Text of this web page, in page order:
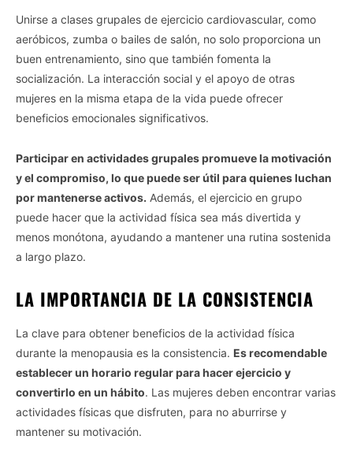
Unirse a clases grupales de ejercicio cardiovascular, como
aeróbicos, zumba o bailes de salón, no solo proporciona un
buen entrenamiento, sino que también fomenta la
socialización. La interacción social y el apoyo de otras
mujeres en la misma etapa de la vida puede ofrecer
beneficios emocionales significativos.
Participar en actividades grupales promueve la motivación
y el compromiso, lo que puede ser útil para quienes luchan
por mantenerse activos. Además, el ejercicio en grupo
puede hacer que la actividad física sea más divertida y
menos monótona, ayudando a mantener una rutina sostenida
a largo plazo.
LA IMPORTANCIA DE LA CONSISTENCIA
La clave para obtener beneficios de la actividad física
durante la menopausia es la consistencia. Es recomendable
establecer un horario regular para hacer ejercicio y
convertirlo en un hábito. Las mujeres deben encontrar varias
actividades físicas que disfruten, para no aburrirse y
mantener su motivación.